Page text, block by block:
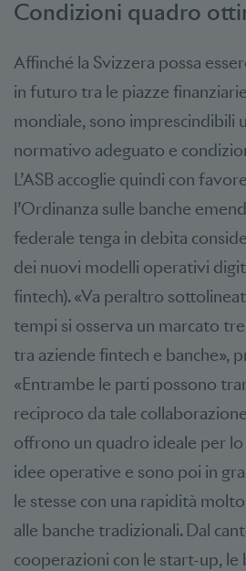
Condizioni quadro
Affinché la Svizzera possa
in futuro tra le piazze
mondiale, sono imprescindibili
normativo adeguato e
L’ASB accoglie quindi con
l’Ordinanza sulle banche
federale tenga in debita
dei nuovi modelli operativi
fintech). «Va peraltro
tempi si osserva un marcato
tra aziende fintech e banche»,
«Entrambe le parti possono
reciproco da tale
offrono un quadro ideale per
idee operative e sono poi in
le stesse con una rapidità
alle banche tradizionali. Dal
cooperazioni con le start-up, le